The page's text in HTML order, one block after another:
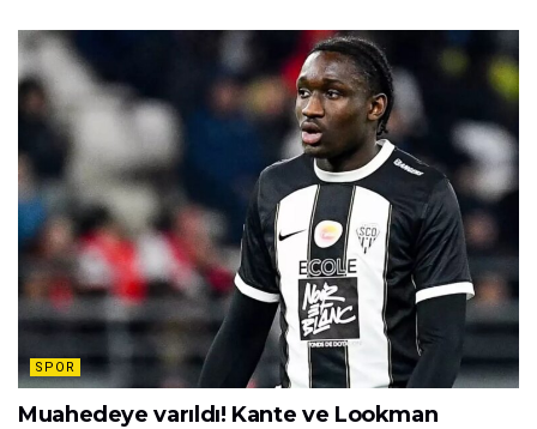
SPOR
Muahedeye varıldı! Kante ve Lookman